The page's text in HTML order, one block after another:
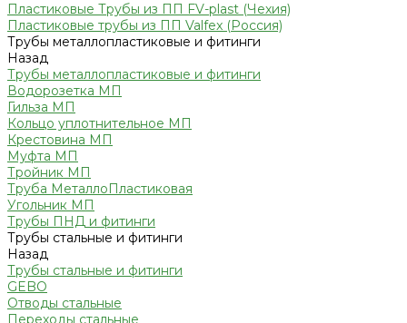
Пластиковые Трубы из ПП FV-plast (Чехия)
Пластиковые трубы из ПП Valfex (Россия)
Трубы металлопластиковые и фитинги
Назад
Трубы металлопластиковые и фитинги
Водорозетка МП
Гильза МП
Кольцо уплотнительное МП
Крестовина МП
Муфта МП
Тройник МП
Труба МеталлоПластиковая
Угольник МП
Трубы ПНД и фитинги
Трубы стальные и фитинги
Назад
Трубы стальные и фитинги
GEBO
Отводы стальные
Переходы стальные